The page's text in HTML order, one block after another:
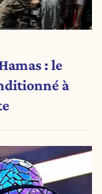
: le
à